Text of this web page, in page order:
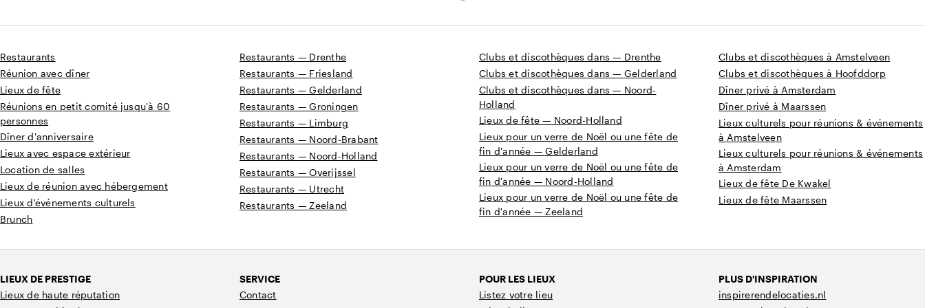
Restaurants
Réunion avec dîner
Lieux de fête
Réunions en petit comité jusqu'à 60
personnes
Dîner d'anniversaire
Lieux avec espace extérieur
Location de salles
Lieux de réunion avec hébergement
Lieux d'événements culturels
Brunch
Restaurants — Drenthe
Restaurants — Friesland
Restaurants — Gelderland
Restaurants — Groningen
Restaurants — Limburg
Restaurants — Noord-Brabant
Restaurants — Noord-Holland
Restaurants — Overijssel
Restaurants — Utrecht
Restaurants — Zeeland
Clubs et discothèques dans — Drenthe
Clubs et discothèques dans — Gelderland
Clubs et discothèques dans — Noord-
Holland
Lieux de fête — Noord-Holland
Lieux pour un verre de Noël ou une fête de
fin d'année — Gelderland
Lieux pour un verre de Noël ou une fête de
fin d'année — Noord-Holland
Lieux pour un verre de Noël ou une fête de
fin d'année — Zeeland
Clubs et discothèques à Amstelveen
Clubs et discothèques à Hoofddorp
Dîner privé à Amsterdam
Dîner privé à Maarssen
Lieux culturels pour réunions & événements
à Amstelveen
Lieux culturels pour réunions & événements
à Amsterdam
Lieux de fête De Kwakel
Lieux de fête Maarssen
LIEUX DE PRESTIGE
Lieux de haute réputation
SERVICE
Contact
POUR LES LIEUX
Listez votre lieu
PLUS D'INSPIRATION
inspirerendelocaties.nl